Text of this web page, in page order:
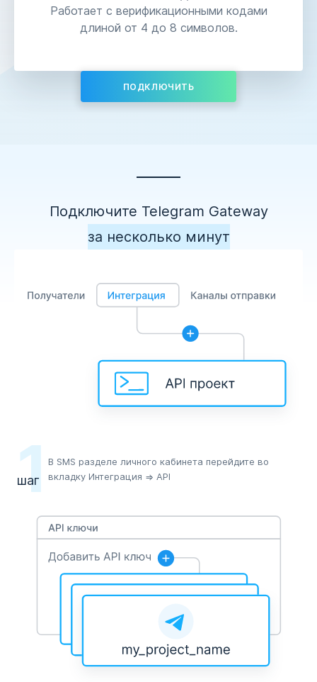
Работает с верификационными кодами
длиной от 4 до 8 символов.
ПОДКЛЮЧИТЬ
Подключите Telegram Gateway
за несколько минут
1
шаг
В SMS разделе личного кабинета перейдите во
вкладку Интеграция => АРІ